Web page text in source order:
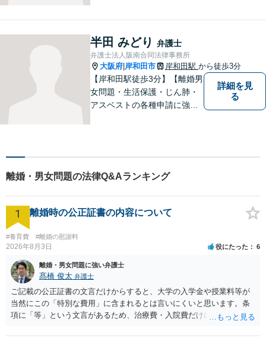
てもらうように、どうぞお気
軽にご相談ください。
半田 みどり 弁護士
弁護士法人阪南合同法律事務所
大阪府 岸和田市 岸和田駅 から徒歩3分
【岸和田駅徒歩3分】【離婚男
女問題・生活保護・じん肺・
アスベストの各種申請に強
す。お困りごとがあれば、お
気軽にご相談ください。
詳細を見
る
離婚・男女問題の法律Q&Aランキング
1 離婚時の公正証書の内容について
#養育費 #離婚の慰謝料
2026年8月3日 役にたった 6
離婚・男女問題に強い弁護士
髙橋 俊太 弁護士
ご記載の公正証書の文言だけからすると、大学の入学金や授業料等が
当然にこの「特別な費用」に含まれるとは言いにくいと思います。条
項に「等」という文言があるため、治療費・入院費だけに限定される
れていますので、通常は、病気や事故によって臨時に必要となった医